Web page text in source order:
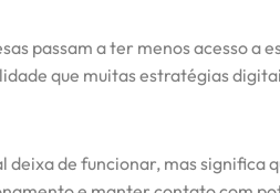
passam a ter menos acesso a
que muitas estratégias
deixa de funcionar, mas significa